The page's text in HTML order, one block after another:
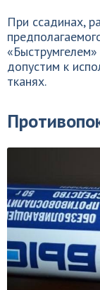
При ссадинах,
допустим к
тканях.